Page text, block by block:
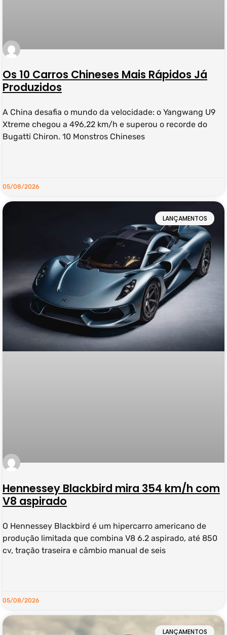
Os 10 Carros Chineses Mais Rápidos Já
Produzidos
A China desafia o mundo da velocidade: o Yangwang U9
Xtreme chegou a 496,22 km/h e superou o recorde do
Bugatti Chiron. 10 Monstros Chineses
05/08/2026
LANÇAMENTOS
Hennessey Blackbird mira 354 km/h com
V8 aspirado
O Hennessey Blackbird é um hipercarro americano de
produção limitada que combina V8 6.2 aspirado, até 850
cv, tração traseira e câmbio manual de seis
05/08/2026
LANÇAMENTOS